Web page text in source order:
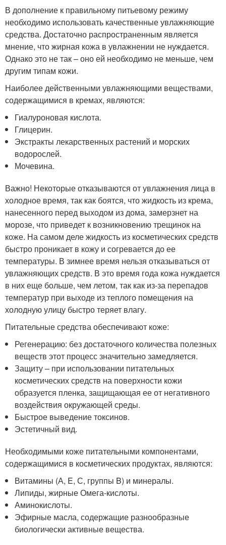
В дополнение к правильному питьевому режиму
необходимо использовать качественные увлажняющие
средства. Достаточно распространенным является
мнение, что жирная кожа в увлажнении не нуждается.
Однако это не так – оно ей необходимо не меньше, чем
другим типам кожи.
Наиболее действенными увлажняющими веществами,
содержащимися в кремах, являются:
Гиалуроновая кислота.
Глицерин.
Экстракты лекарственных растений и морских
водорослей.
Мочевина.
Важно! Некоторые отказываются от увлажнения лица в
холодное время, так как боятся, что жидкость из крема,
нанесенного перед выходом из дома, замерзнет на
морозе, что приведет к возникновению трещинок на
коже. На самом деле жидкость из косметических средств
быстро проникает в кожу и согревается до ее
температуры. В зимнее время нельзя отказываться от
увлажняющих средств. В это время года кожа нуждается
в них еще больше, чем летом, так как из-за перепадов
температур при выходе из теплого помещения на
холодную улицу быстро теряет влагу.
Питательные средства обеспечивают коже:
Регенерацию: без достаточного количества полезных
веществ этот процесс значительно замедляется.
Защиту – при использовании питательных
косметических средств на поверхности кожи
образуется пленка, защищающая ее от негативного
воздействия окружающей среды.
Быстрое выведение токсинов.
Эстетичный вид.
Необходимыми коже питательными компонентами,
содержащимися в косметических продуктах, являются:
Витамины (А, E, С, группы B) и минералы.
Липиды, жирные Омега-кислоты.
Аминокислоты.
Эфирные масла, содержащие разнообразные
биологически активные вещества.